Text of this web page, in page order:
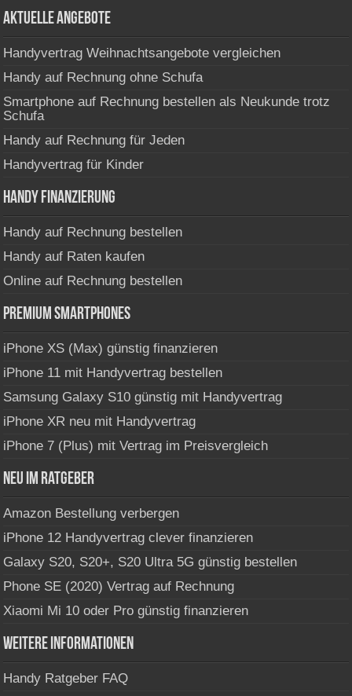
Aktuelle Angebote
Handyvertrag Weihnachtsangebote vergleichen
Handy auf Rechnung ohne Schufa
Smartphone auf Rechnung bestellen als Neukunde trotz
Schufa
Handy auf Rechnung für Jeden
Handyvertrag für Kinder
Handy Finanzierung
Handy auf Rechnung bestellen
Handy auf Raten kaufen
Online auf Rechnung bestellen
Premium Smartphones
iPhone XS (Max) günstig finanzieren
iPhone 11 mit Handyvertrag bestellen
Samsung Galaxy S10 günstig mit Handyvertrag
iPhone XR neu mit Handyvertrag
iPhone 7 (Plus) mit Vertrag im Preisvergleich
Neu im Ratgeber
Amazon Bestellung verbergen
iPhone 12 Handyvertrag clever finanzieren
Galaxy S20, S20+, S20 Ultra 5G günstig bestellen
Phone SE (2020) Vertrag auf Rechnung
Xiaomi Mi 10 oder Pro günstig finanzieren
Weitere Informationen
Handy Ratgeber FAQ